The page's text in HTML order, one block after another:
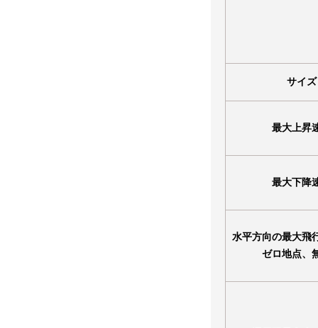
サイズ
最大上昇
最大下降
水平方向の最大飛
ゼロ地点、